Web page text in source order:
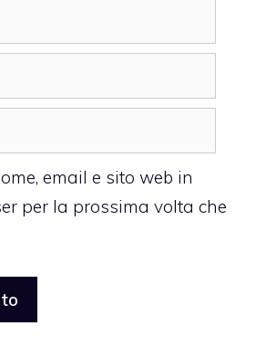
email e sito web in
per la prossima volta che